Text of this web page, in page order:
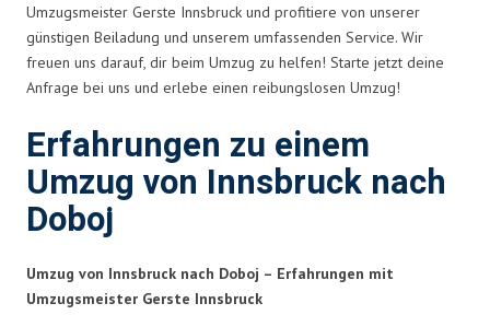
Umzugsmeister Gerste Innsbruck und profitiere von unserer
günstigen Beiladung und unserem umfassenden Service. Wir
freuen uns darauf, dir beim Umzug zu helfen! Starte jetzt deine
Anfrage bei uns und erlebe einen reibungslosen Umzug!
Erfahrungen zu einem
Umzug von Innsbruck nach
Doboj
Umzug von Innsbruck nach Doboj – Erfahrungen mit
Umzugsmeister Gerste Innsbruck